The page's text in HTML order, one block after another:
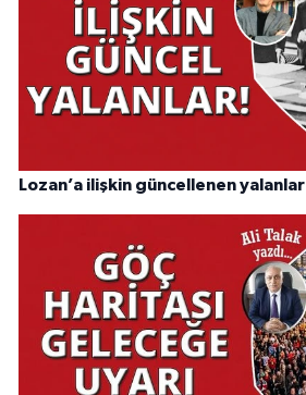
Lozan’a ilişkin güncellenen yalanlar